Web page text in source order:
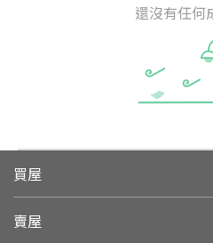
還沒有任何
買屋
賣屋